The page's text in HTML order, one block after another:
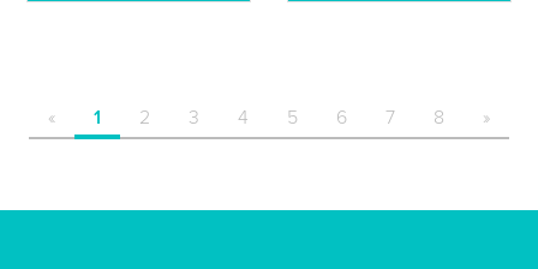
« 1 2 3 4 5 6 7 8 »